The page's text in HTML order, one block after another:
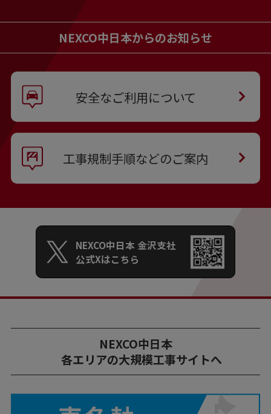
NEXCO中日本からのお知らせ
安全なご利用について
⼯事規制⼿順などのご案内
NEXCO中日本 金沢支社
公式Xはこちら
NEXCO中日本
各エリアの大規模工事サイトへ